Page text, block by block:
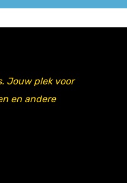
Jouw plek voor
en andere